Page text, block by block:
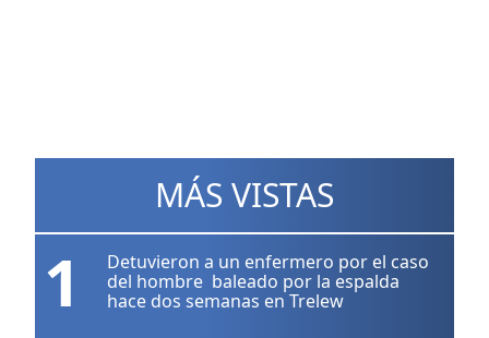
MÁS VISTAS
1
Detuvieron a un enfermero por el caso
del hombre baleado por la espalda
hace dos semanas en Trelew